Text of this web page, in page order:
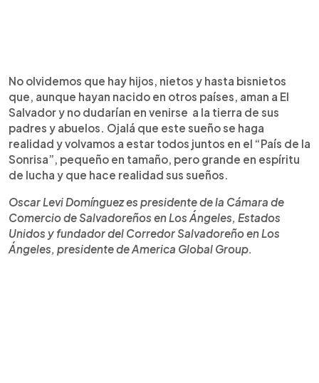
No olvidemos que hay hijos, nietos y hasta bisnietos
que, aunque hayan nacido en otros países, aman a El
Salvador y no dudarían en venirse a la tierra de sus
padres y abuelos. Ojalá que este sueño se haga
realidad y volvamos a estar todos juntos en el “País de la
Sonrisa”, pequeño en tamaño, pero grande en espíritu
de lucha y que hace realidad sus sueños.
Oscar Levi Domínguez es presidente de la Cámara de
Comercio de Salvadoreños en Los Ángeles, Estados
Unidos y fundador del Corredor Salvadoreño en Los
Ángeles, presidente de America Global Group.